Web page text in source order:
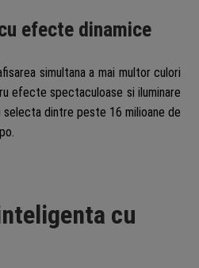
efecte dinamice
simultana a mai multor culori
efecte spectaculoase si iluminare
selecta dintre peste 16 milioane de
cu